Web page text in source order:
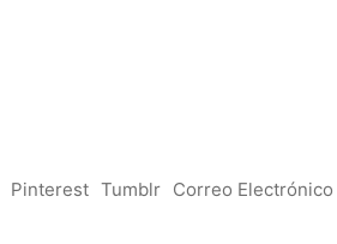
Pinterest Tumblr Correo Electrónico